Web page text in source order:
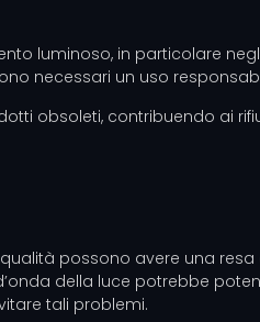
luminoso, in particolare
necessari un uso
obsoleti, contribuendo ai
possono avere una
della luce potrebbe
tali problemi.